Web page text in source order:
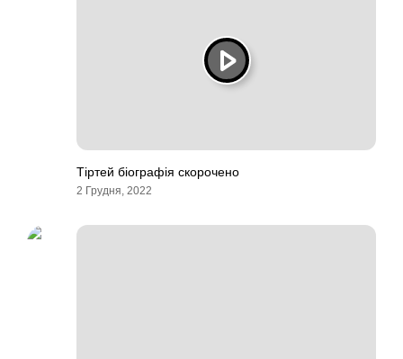
Тіртей біографія скорочено
2 Грудня, 2022